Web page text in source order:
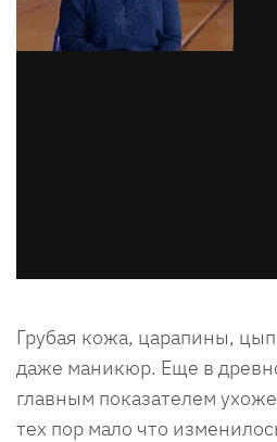
Грубая кожа, царапины,
даже маникюр. Еще в
главным показателем
тех пор мало что